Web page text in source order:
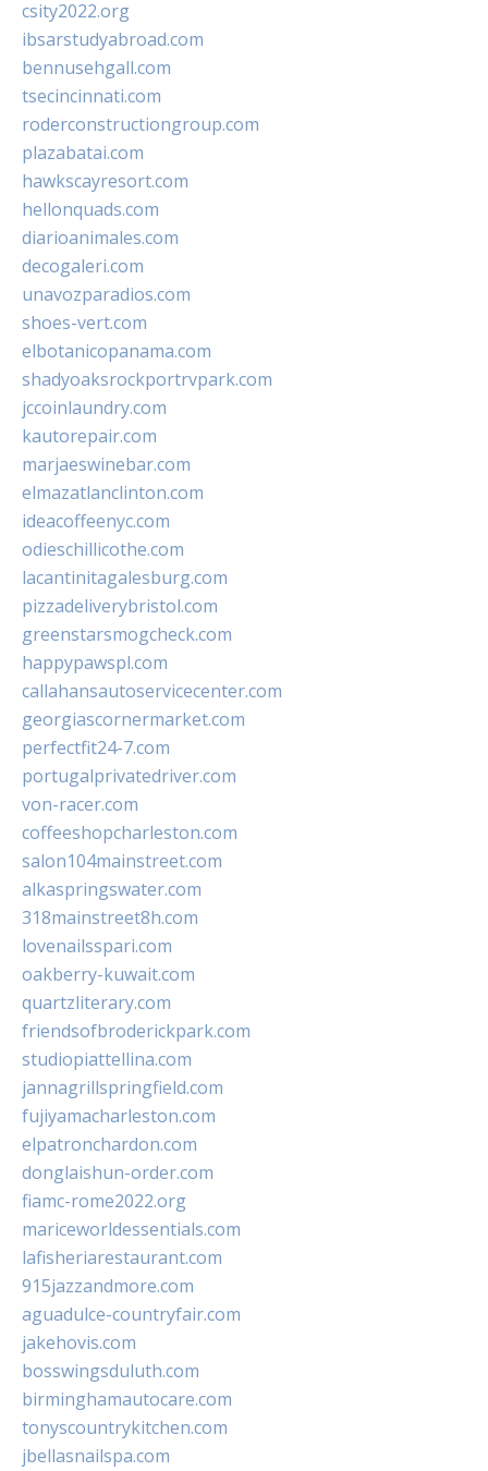
csity2022.org
ibsarstudyabroad.com
bennusehgall.com
tsecincinnati.com
roderconstructiongroup.com
plazabatai.com
hawkscayresort.com
hellonquads.com
diarioanimales.com
decogaleri.com
unavozparadios.com
shoes-vert.com
elbotanicopanama.com
shadyoaksrockportrvpark.com
jccoinlaundry.com
kautorepair.com
marjaeswinebar.com
elmazatlanclinton.com
ideacoffeenyc.com
odieschillicothe.com
lacantinitagalesburg.com
pizzadeliverybristol.com
greenstarsmogcheck.com
happypawspl.com
callahansautoservicecenter.com
georgiascornermarket.com
perfectfit24-7.com
portugalprivatedriver.com
von-racer.com
coffeeshopcharleston.com
salon104mainstreet.com
alkaspringswater.com
318mainstreet8h.com
lovenailsspari.com
oakberry-kuwait.com
quartzliterary.com
friendsofbroderickpark.com
studiopiattellina.com
jannagrillspringfield.com
fujiyamacharleston.com
elpatronchardon.com
donglaishun-order.com
fiamc-rome2022.org
mariceworldessentials.com
lafisheriarestaurant.com
915jazzandmore.com
aguadulce-countryfair.com
jakehovis.com
bosswingsduluth.com
birminghamautocare.com
tonyscountrykitchen.com
jbellasnailspa.com